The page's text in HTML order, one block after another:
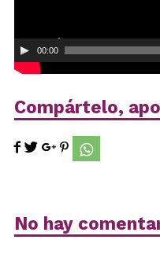
00:00
Compártelo,
No hay